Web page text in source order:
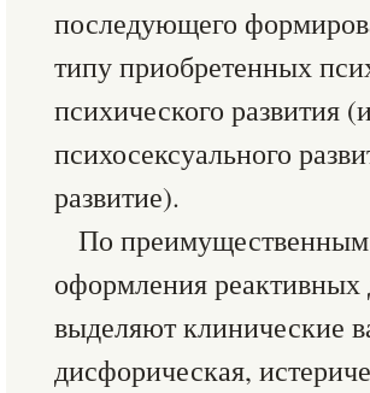
последующего
типу приобретенных
психического развития
психосексуального
развитие).
По преимущественным
оформления реактивных
выделяют клинические
дисфорическая,